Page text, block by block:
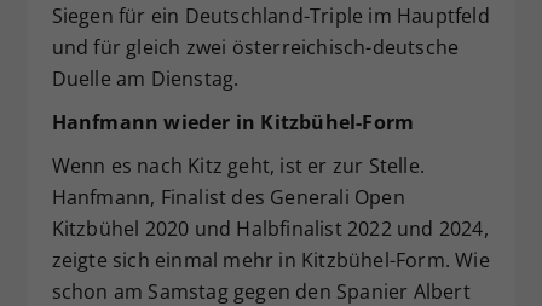
Siegen für ein Deutschland-Triple im Hauptfeld
und für gleich zwei österreichisch-deutsche
Duelle am Dienstag.
Hanfmann wieder in Kitzbühel-Form
Wenn es nach Kitz geht, ist er zur Stelle.
Hanfmann, Finalist des Generali Open
Kitzbühel 2020 und Halbfinalist 2022 und 2024,
zeigte sich einmal mehr in Kitzbühel-Form. Wie
schon am Samstag gegen den Spanier Albert